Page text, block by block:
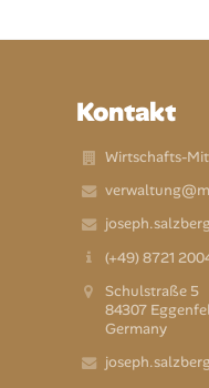
Kontakt
Wirtschafts-
(+49) 8721
Schulstraße 5
84307
Germany